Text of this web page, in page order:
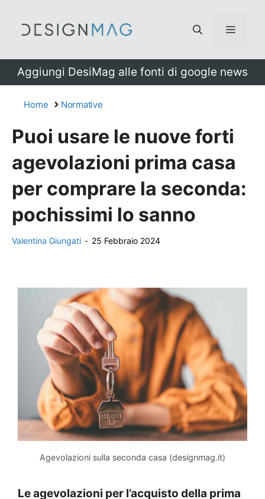
Menu
Aggiungi DesiMag alle fonti di google news
Home Normative
Puoi usare le nuove forti
agevolazioni prima casa
per comprare la seconda:
pochissimi lo sanno
Valentina Giungati - 25 Febbraio 2024
Agevolazioni sulla seconda casa (designmag.it)
Le agevolazioni per l’acquisto della prima